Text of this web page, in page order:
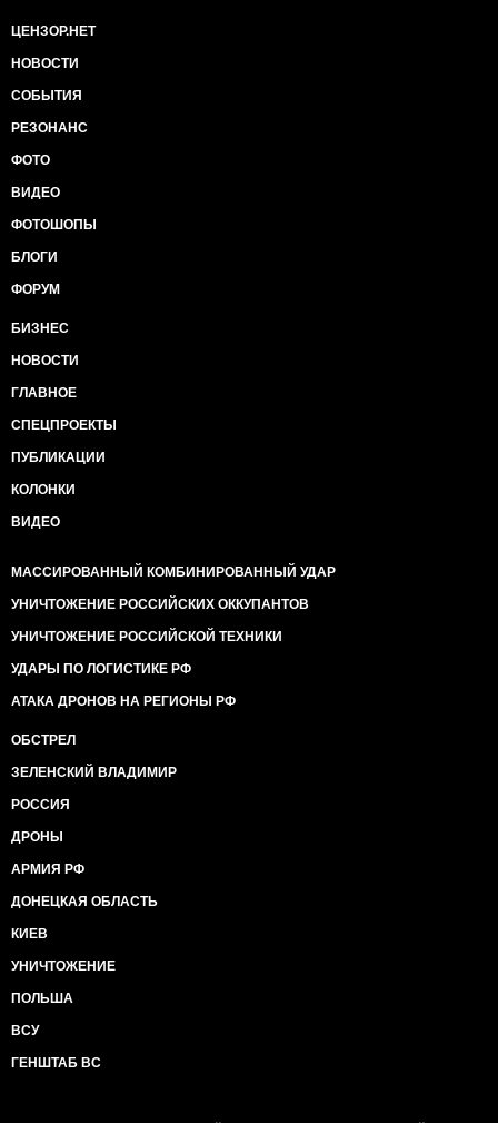
ЦЕНЗОР.НЕТ
НОВОСТИ
СОБЫТИЯ
РЕЗОНАНС
ФОТО
ВИДЕО
ФОТОШОПЫ
БЛОГИ
ФОРУМ
БИЗНЕС
НОВОСТИ
ГЛАВНОЕ
СПЕЦПРОЕКТЫ
ПУБЛИКАЦИИ
КОЛОНКИ
ВИДЕО
МАССИРОВАННЫЙ КОМБИНИРОВАННЫЙ УДАР
УНИЧТОЖЕНИЕ РОССИЙСКИХ ОККУПАНТОВ
УНИЧТОЖЕНИЕ РОССИЙСКОЙ ТЕХНИКИ
УДАРЫ ПО ЛОГИСТИКЕ РФ
АТАКА ДРОНОВ НА РЕГИОНЫ РФ
ОБСТРЕЛ
ЗЕЛЕНСКИЙ ВЛАДИМИР
РОССИЯ
ДРОНЫ
АРМИЯ РФ
ДОНЕЦКАЯ ОБЛАСТЬ
КИЕВ
УНИЧТОЖЕНИЕ
ПОЛЬША
ВСУ
ГЕНШТАБ ВС